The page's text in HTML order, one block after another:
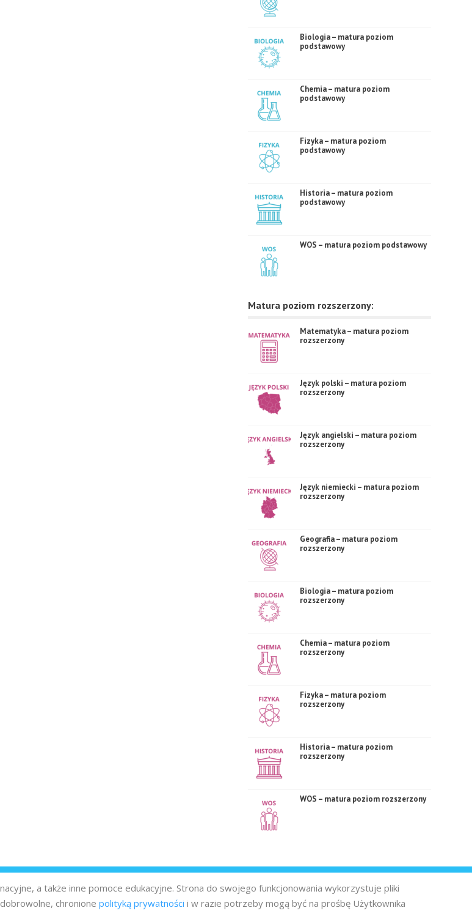
Biologia – matura poziom
podstawowy
Chemia – matura poziom
podstawowy
Fizyka – matura poziom
podstawowy
Historia – matura poziom
podstawowy
WOS – matura poziom podstawowy
Matura poziom rozszerzony:
Matematyka – matura poziom
rozszerzony
Język polski – matura poziom
rozszerzony
Język angielski – matura poziom
rozszerzony
Język niemiecki – matura poziom
rozszerzony
Geografia – matura poziom
rozszerzony
Biologia – matura poziom
rozszerzony
Chemia – matura poziom
rozszerzony
Fizyka – matura poziom
rozszerzony
Historia – matura poziom
rozszerzony
WOS – matura poziom rozszerzony
a także inne pomoce edukacyjne. Strona do swojego funkcjonowania wykorzystuje pliki
chronione polityką prywatności i w razie potrzeby mogą być na prośbę Użytkownika